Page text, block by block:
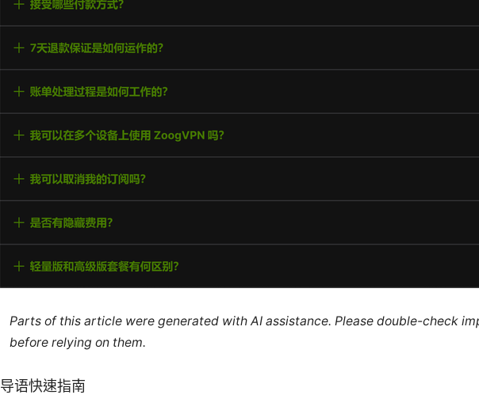
Parts of this article were generated with AI assistance. Please double-check
before relying on them.
导语快速指南